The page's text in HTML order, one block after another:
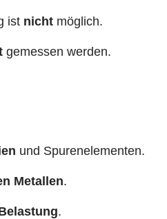
ist nicht möglich.
gemessen werden.
und Spurenelementen.
Metallen.
.